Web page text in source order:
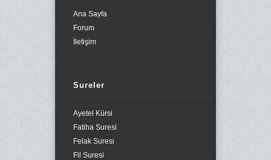
Ana Sayfa
Forum
İletişim
Sureler
Ayetel Kürsi
Fatiha Suresi
Felak Suresi
Fil Suresi